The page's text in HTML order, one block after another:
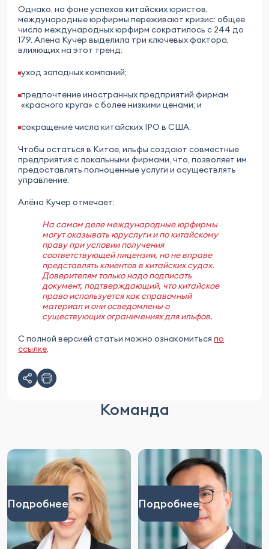
Однако, на фоне успехов китайских юристов,
международные юрфирмы переживают кризис: общее
число международных юрфирм сократилось с 244 до
179. Алена Кучер выделила три ключевых фактора,
влияющих на этот тренд:
уход западных компаний;
предпочтение иностранных предприятий фирмам
«красного круга» с более низкими ценами; и
сокращение числа китайских IPO в США.
Чтобы остаться в Китае, ильфы создают совместные
предприятия с локальными фирмами, что, позволяет им
предоставлять полноценные услуги и осуществлять
управление.
Алёна Кучер отмечает:
На самом деле международные юрфирмы
могут оказывать юруслуги и по китайскому
праву при условии получения
соответствующей лицензии, но не вправе
представлять клиентов в китайских судах.
Доверителям только надо подписать
документ, подтверждающий, что китайское
право используется как справочный
материал и они осведомлены о
существующих ограничениях для ильфов.
С полной версией статьи можно ознакомиться по
ссылке.
Команда
Подробнее Подробнее